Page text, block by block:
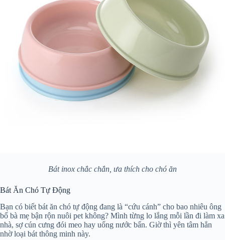
Bát inox chắc chắn, ưa thích cho chó ăn
Bát Ăn Chó Tự Động
Bạn có biết bát ăn chó tự động đang là “cứu cánh” cho bao nhiêu ông
bố bà mẹ bận rộn nuôi pet không? Mình từng lo lắng mỗi lần đi làm xa
nhà, sợ cún cưng đói meo hay uống nước bẩn. Giờ thì yên tâm hẳn
nhờ loại bát thông minh này.